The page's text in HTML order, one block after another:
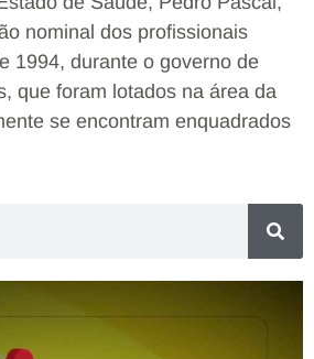
nominal dos profissionais
1994, durante o governo de
que foram lotados na área da
se encontram enquadrados